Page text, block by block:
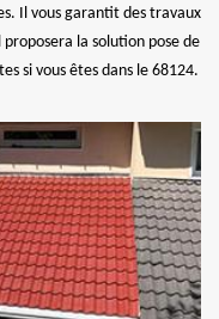
Il vous garantit des travaux
la solution pose de
si vous êtes dans le 68124.